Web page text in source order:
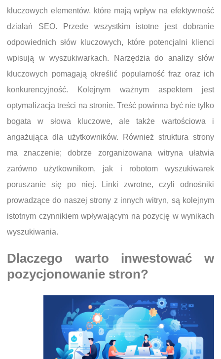
kluczowych elementów, które mają wpływ na efektywność
działań SEO. Przede wszystkim istotne jest dobranie
odpowiednich słów kluczowych, które potencjalni klienci
wpisują w wyszukiwarkach. Narzędzia do analizy słów
kluczowych pomagają określić popularność fraz oraz ich
konkurencyjność. Kolejnym ważnym aspektem jest
optymalizacja treści na stronie. Treść powinna być nie tylko
bogata w słowa kluczowe, ale także wartościowa i
angażująca dla użytkowników. Również struktura strony
ma znaczenie; dobrze zorganizowana witryna ułatwia
zarówno użytkownikom, jak i robotom wyszukiwarek
poruszanie się po niej. Linki zwrotne, czyli odnośniki
prowadzące do naszej strony z innych witryn, są kolejnym
istotnym czynnikiem wpływającym na pozycję w wynikach
wyszukiwania.
Dlaczego warto inwestować w
pozycjonowanie stron?